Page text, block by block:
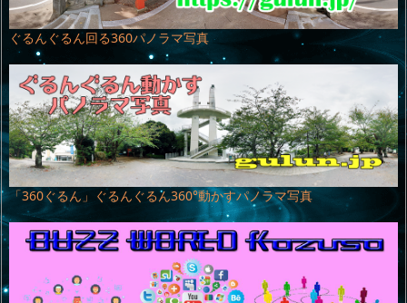
ぐるんぐるん回る360パノラマ写真
「360ぐるん」ぐるんぐるん360°動かすパノラマ写真